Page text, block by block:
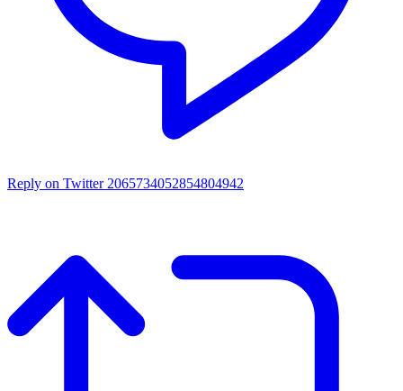
Reply on Twitter 2065734052854804942